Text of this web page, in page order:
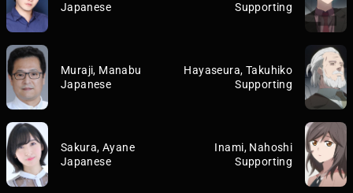
Japanese
Supporting
Muraji, Manabu
Japanese
Hayaseura, Takuhiko
Supporting
Sakura, Ayane
Japanese
Inami, Nahoshi
Supporting